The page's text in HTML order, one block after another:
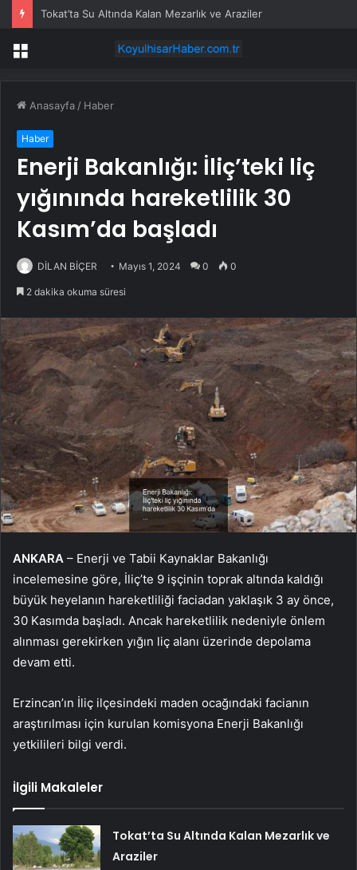
Tokat’ta Su Altında Kalan Mezarlık ve Araziler
Menü
Anasayfa / Haber
Haber
Enerji Bakanlığı: İliç’teki liç
yığınında hareketlilik 30
Kasım’da başladı
DİLAN BİÇER Mayıs 1, 2024 0 0
2 dakika okuma süresi
ANKARA – Enerji ve Tabii Kaynaklar Bakanlığı
incelemesine göre, İliç’te 9 işçinin toprak altında kaldığı
büyük heyelanın hareketliliği faciadan yaklaşık 3 ay önce,
30 Kasımda başladı. Ancak hareketlilik nedeniyle önlem
alınması gerekirken yığın liç alanı üzerinde depolama
devam etti.
Erzincan’ın İliç ilçesindeki maden ocağındaki facianın
araştırılması için kurulan komisyona Enerji Bakanlığı
yetkilileri bilgi verdi.
İlgili Makaleler
Tokat’ta Su Altında Kalan Mezarlık ve
Araziler